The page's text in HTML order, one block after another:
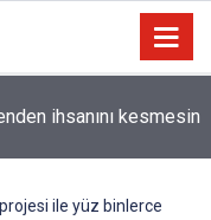
ihsanını kesmesin
projesi ile yüz binlerce